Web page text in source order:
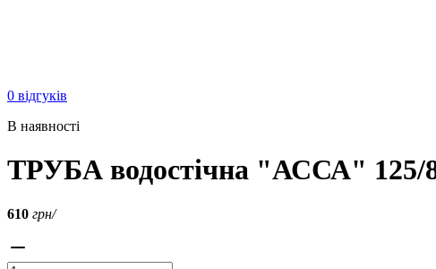
0 відгуків
В наявності
ТРУБА водостічна "АССА"
610 грн/